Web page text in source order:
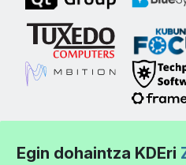
Egin dohaintza KDEri